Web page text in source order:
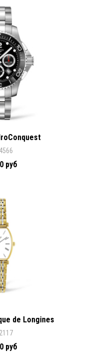
руб
de Longines
руб